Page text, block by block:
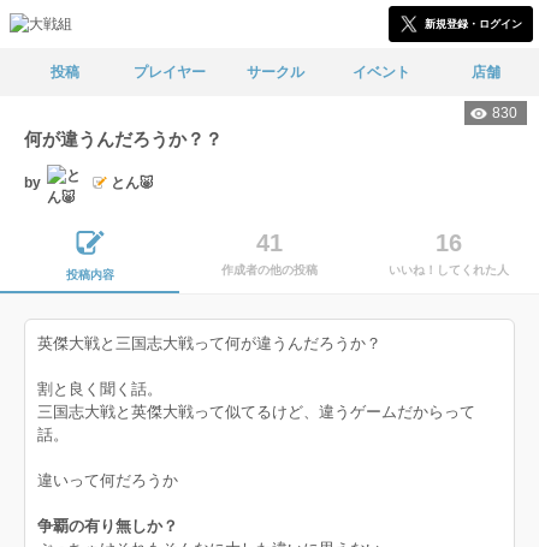
新規登録・ログイン
投稿 プレイヤー サークル イベント 店舗
830
何が違うんだろうか？？
by とん🐷
投稿内容
41
作成者の他の投稿
16
いいね！してくれた人
英傑大戦と三国志大戦って何が違うんだろうか？
割と良く聞く話。
三国志大戦と英傑大戦って似てるけど、違うゲームだからって
話。
違いって何だろうか
争覇の有り無しか？